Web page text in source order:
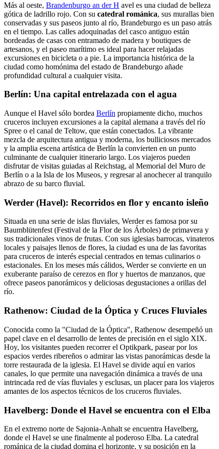
Más al oeste, Brandenburgo an der H avel es una ciudad de belleza
gótica de ladrillo rojo. Con su catedral románica, sus murallas bien
conservadas y sus paseos junto al río, Brandeburgo es un paso atrás
en el tiempo. Las calles adoquinadas del casco antiguo están
bordeadas de casas con entramado de madera y boutiques de
artesanos, y el paseo marítimo es ideal para hacer relajadas
excursiones en bicicleta o a pie. La importancia histórica de la
ciudad como homónima del estado de Brandeburgo añade
profundidad cultural a cualquier visita.
Berlín: Una capital entrelazada con el agua
Aunque el Havel sólo bordea Berlín propiamente dicho, muchos
cruceros incluyen excursiones a la capital alemana a través del río
Spree o el canal de Teltow, que están conectados. La vibrante
mezcla de arquitectura antigua y moderna, los bulliciosos mercados
y la amplia escena artística de Berlín la convierten en un punto
culminante de cualquier itinerario largo. Los viajeros pueden
disfrutar de visitas guiadas al Reichstag, al Memorial del Muro de
Berlín o a la Isla de los Museos, y regresar al anochecer al tranquilo
abrazo de su barco fluvial.
Werder (Havel): Recorridos en flor y encanto isleño
Situada en una serie de islas fluviales, Werder es famosa por su
Baumblütenfest (Festival de la Flor de los Árboles) de primavera y
sus tradicionales vinos de frutas. Con sus iglesias barrocas, vinateros
locales y paisajes llenos de flores, la ciudad es una de las favoritas
para cruceros de interés especial centrados en temas culinarios o
estacionales. En los meses más cálidos, Werder se convierte en un
exuberante paraíso de cerezos en flor y huertos de manzanos, que
ofrece paseos panorámicos y deliciosas degustaciones a orillas del
río.
Rathenow: Ciudad de la Óptica y Cruces Fluviales
Conocida como la "Ciudad de la Óptica", Rathenow desempeñó un
papel clave en el desarrollo de lentes de precisión en el siglo XIX.
Hoy, los visitantes pueden recorrer el Optikpark, pasear por los
espacios verdes ribereños o admirar las vistas panorámicas desde la
torre restaurada de la iglesia. El Havel se divide aquí en varios
canales, lo que permite una navegación dinámica a través de una
intrincada red de vías fluviales y esclusas, un placer para los viajeros
amantes de los aspectos técnicos de los cruceros fluviales.
Havelberg: Donde el Havel se encuentra con el Elba
En el extremo norte de Sajonia-Anhalt se encuentra Havelberg,
donde el Havel se une finalmente al poderoso Elba. La catedral
románica de la ciudad domina el horizonte, y su posición en la